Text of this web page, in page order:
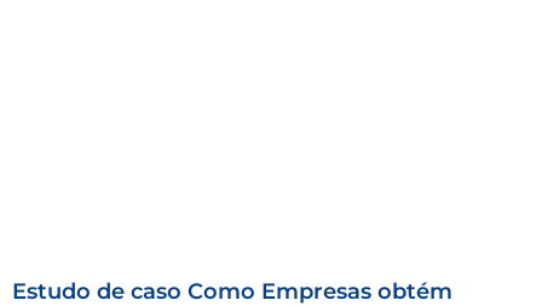
Estudo de caso Como Empresas obtém